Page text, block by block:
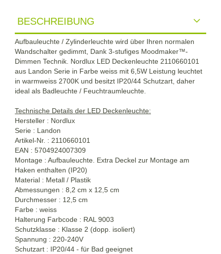
BESCHREIBUNG
Aufbauleuchte / Zylinderleuchte wird über Ihren normalen
Wandschalter gedimmt, Dank 3-stufiges Moodmaker™-
Dimmen Technik. Nordlux LED Deckenleuchte 2110660101
aus Landon Serie in Farbe weiss mit 6,5W Leistung leuchtet
in warmweiss 2700K und besitzt IP20/44 Schutzart, daher
ideal als Badleuchte / Feuchtraumleuchte.
Technische Details der LED Deckenleuchte:
Hersteller : Nordlux
Serie : Landon
Artikel-Nr. : 2110660101
EAN : 5704924007309
Montage : Aufbauleuchte. Extra Deckel zur Montage am
Haken enthalten (IP20)
Material : Metall / Plastik
Abmessungen : 8,2 cm x 12,5 cm
Durchmesser : 12,5 cm
Farbe : weiss
Halterung Farbcode : RAL 9003
Schutzklasse : Klasse 2 (dopp. isoliert)
Spannung : 220-240V
Schutzart : IP20/44 - für Bad geeignet